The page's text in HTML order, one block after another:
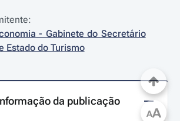
- Gabinete do Secretário
Estado do Turismo
da publicação
AA